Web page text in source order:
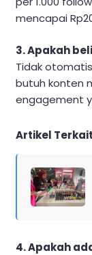
mencapai
3. Apakah
Tidak
butuh konten
engagement
Artikel Terkait
4. Apakah